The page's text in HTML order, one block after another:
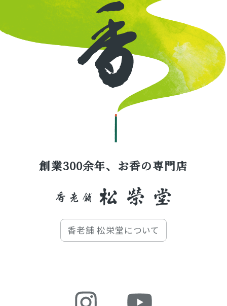
創業300余年、お香の専門店
香老舗 松栄堂について